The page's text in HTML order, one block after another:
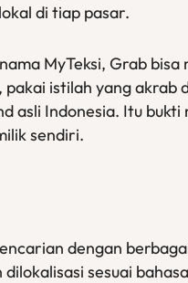
di tiap pasar.
MyTeksi, Grab
istilah yang
asli Indonesia. Itu
sendiri.
dengan
sesuai